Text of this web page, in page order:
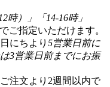
時）」「14-16時」
でご指定いただけます。
にちより 5営業日前に
3営業日前までにお振
注文より2週間以内で